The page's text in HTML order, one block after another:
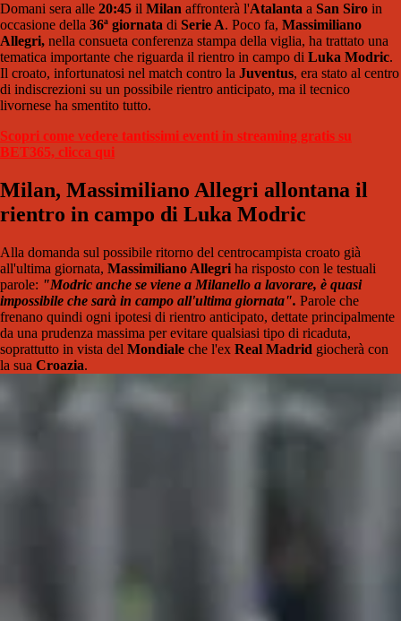
Domani sera alle 20:45 il Milan affronterà l'Atalanta a San Siro in
occasione della 36ª giornata di Serie A. Poco fa, Massimiliano
Allegri, nella consueta conferenza stampa della viglia, ha trattato una
tematica importante che riguarda il rientro in campo di Luka Modric.
Il croato, infortunatosi nel match contro la Juventus, era stato al centro
di indiscrezioni su un possibile rientro anticipato, ma il tecnico
livornese ha smentito tutto.
Scopri come vedere tantissimi eventi in streaming gratis su
BET365, clicca qui
Milan, Massimiliano Allegri allontana il
rientro in campo di Luka Modric
Alla domanda sul possibile ritorno del centrocampista croato già
all'ultima giornata, Massimiliano Allegri ha risposto con le testuali
parole: "Modric anche se viene a Milanello a lavorare, è quasi
impossibile che sarà in campo all'ultima giornata". Parole che
frenano quindi ogni ipotesi di rientro anticipato, dettate principalmente
da una prudenza massima per evitare qualsiasi tipo di ricaduta,
soprattutto in vista del Mondiale che l'ex Real Madrid giocherà con
la sua Croazia.